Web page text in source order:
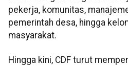
pekerja, komunitas,
pemerintah desa, hingga
masyarakat.
Hingga kini, CDF turut